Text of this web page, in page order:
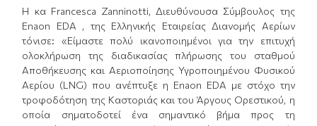
Η κα Francesca Zanninotti, Διευθύνουσα Σύμβουλος της
Enaon EDA , της Ελληνικής Εταιρείας Διανομής Αερίων
τόνισε: «Είμαστε πολύ ικανοποιημένοι για την επιτυχή
ολοκλήρωση της διαδικασίας πλήρωσης του σταθμού
Αποθήκευσης και Αεριοποίησης Υγροποιημένου Φυσικού
Αερίου (LNG) που ανέπτυξε η Εnaon EDA με στόχο την
τροφοδότηση της Καστοριάς και του Άργους Ορεστικού, η
οποία σηματοδοτεί ένα σημαντικό βήμα προς τη